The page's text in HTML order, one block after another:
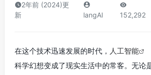
2年前 (2024)更
新
langAI 152,292
在这个技术迅速发展的时代， 人工智能
科学幻想变成了现实生活中的常客。无论